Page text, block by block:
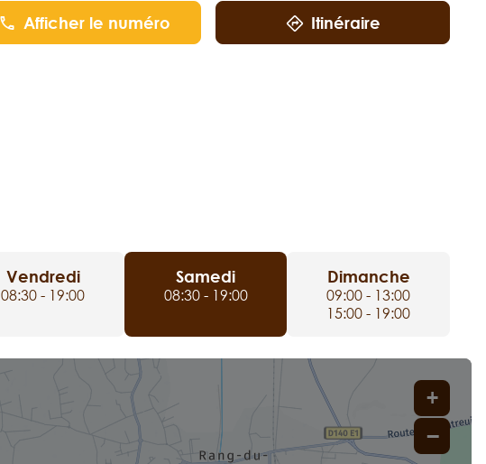
Afficher le numéro Itinéraire
Vendredi
08:30 - 19:00
Samedi
08:30 - 19:00
Dimanche
09:00 - 13:00
15:00 - 19:00
+
−